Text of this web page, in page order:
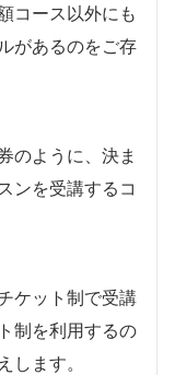
コース以外にも
があるのをご存
のように、決ま
ンを受講するコ
ケット制で受講
制を利用するの
します。